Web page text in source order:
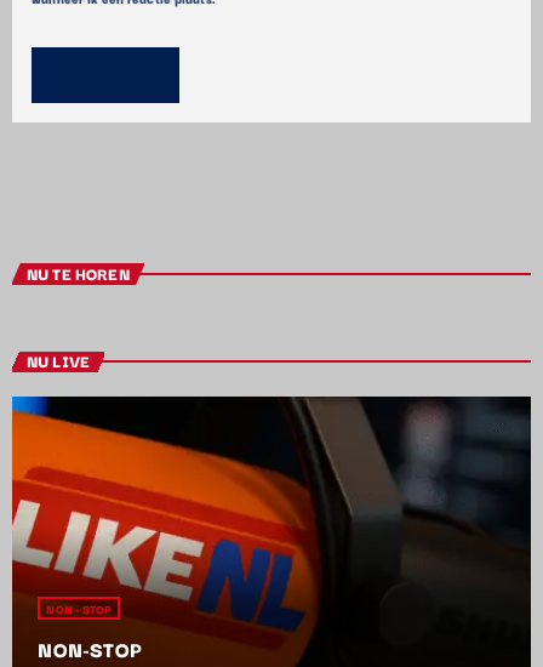
NU TE HOREN
NU LIVE
NON - STOP
NON-STOP